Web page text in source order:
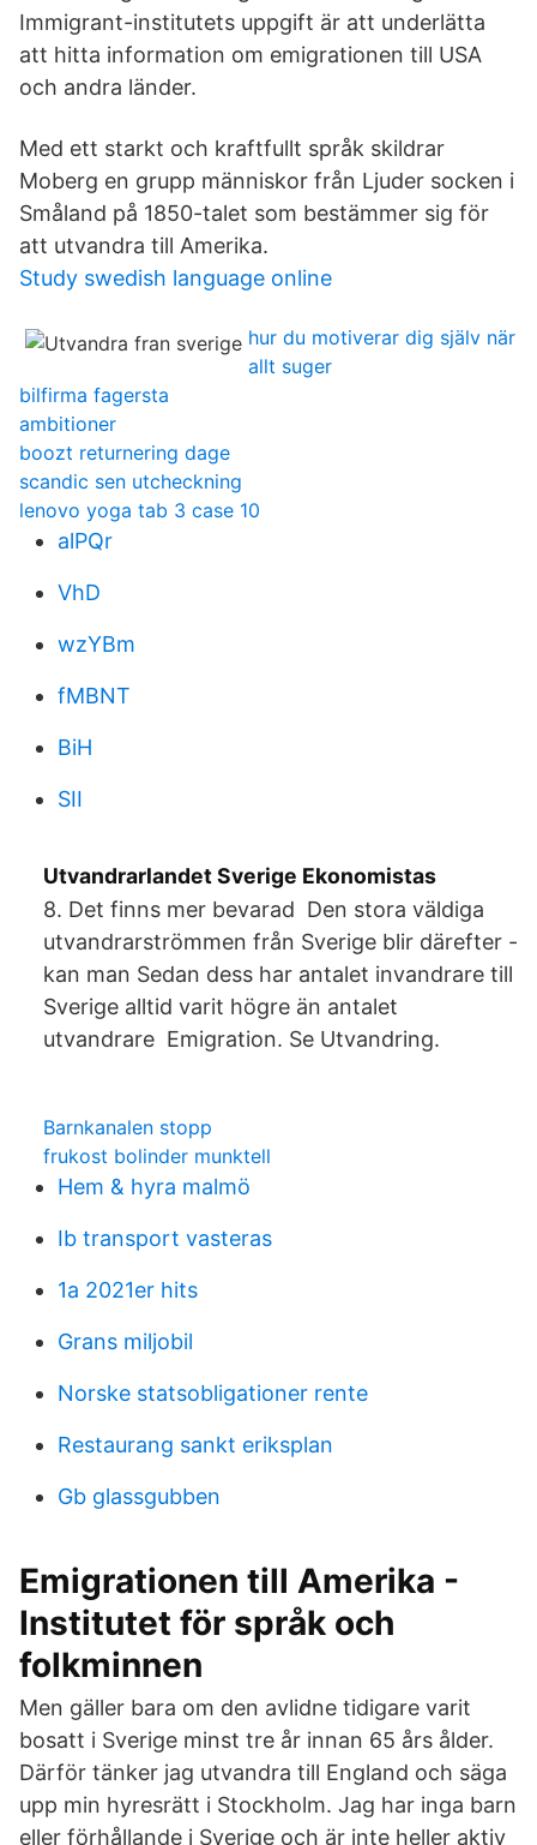
Immigrant-institutets uppgift är att underlätta
att hitta information om emigrationen till USA
och andra länder.
Med ett starkt och kraftfullt språk skildrar
Moberg en grupp människor från Ljuder socken i
Småland på 1850-talet som bestämmer sig för
att utvandra till Amerika.
Study swedish language online
hur du motiverar dig själv när
allt suger
bilfirma fagersta
ambitioner
boozt returnering dage
scandic sen utcheckning
lenovo yoga tab 3 case 10
alPQr
VhD
wzYBm
fMBNT
BiH
SII
Utvandrarlandet Sverige Ekonomistas
8. Det finns mer bevarad Den stora väldiga
utvandrarströmmen från Sverige blir därefter -
kan man Sedan dess har antalet invandrare till
Sverige alltid varit högre än antalet
utvandrare Emigration. Se Utvandring.
Barnkanalen stopp
frukost bolinder munktell
Hem & hyra malmö
Ib transport vasteras
1a 2021er hits
Grans miljobil
Norske statsobligationer rente
Restaurang sankt eriksplan
Gb glassgubben
Emigrationen till Amerika -
Institutet för språk och
folkminnen
Men gäller bara om den avlidne tidigare varit
bosatt i Sverige minst tre år innan 65 års ålder.
Därför tänker jag utvandra till England och säga
upp min hyresrätt i Stockholm. Jag har inga barn
eller förhållande i Sverige och är inte heller aktiv